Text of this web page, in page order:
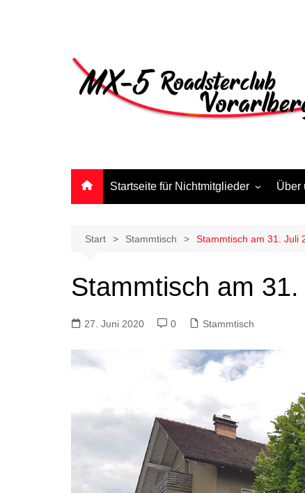
Startseite für Nichtmitglieder Über
Start Stammtisch Stammtisch am 31. Juli
Stammtisch am
27. Juni 2020 0 Stammtisch